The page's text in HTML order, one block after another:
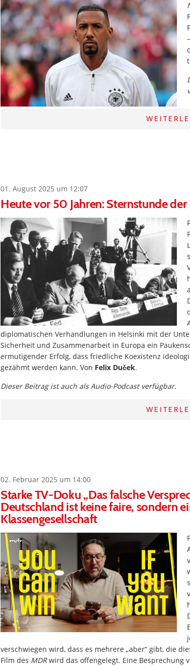
01. August 2025 um 12:07
Heute vor 50 Jahren: Sternstunde
diplomatischen Verhandlungen in Helsinki mit der
Sicherheit und Zusammenarbeit in Europa ein
ermutigender Erfolg, dass friedliche Koexistenz
gezähmt werden kann. Von Felix Duček.
Dieser Beitrag ist auch als Audio-Podcast verfügbar.
02. Februar 2025 um 14:00
Starke TV-Doku „Das falsche
Deutschland ist keine faire, sondern
Klassengesellschaft
verschwiegen wird, dass es mehrere „aber“ gibt, die
Film des MDRwird das offengelegt. Eine Besprechung